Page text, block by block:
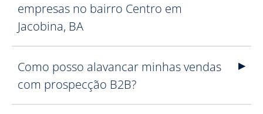
empresas no bairro Centro em
Jacobina, BA
Como posso alavancar minhas vendas
com prospecção B2B?